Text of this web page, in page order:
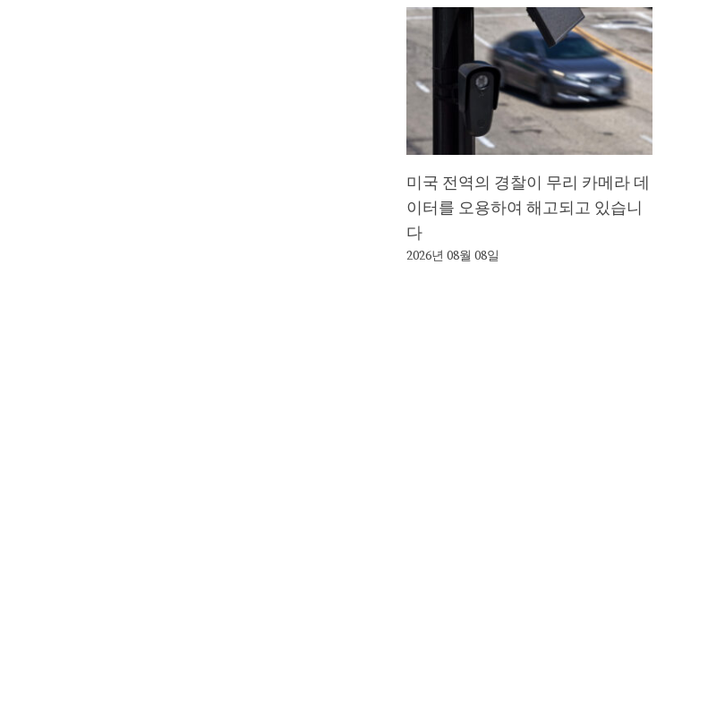
미국 전역의 경찰이 무리 카메라 데
이터를 오용하여 해고되고 있습니
다
2026년 08월 08일